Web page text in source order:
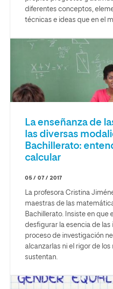
diferentes conceptos,
técnicas e ideas que en el
La enseñanza de
las diversas
Bachillerato:
calcular
05 / 07 / 2017
La profesora Cristina
maestras de las
Bachillerato. Insiste en que
desfigurar la esencia de las
proceso de investigación
alcanzarlas ni el rigor de
sustentan.